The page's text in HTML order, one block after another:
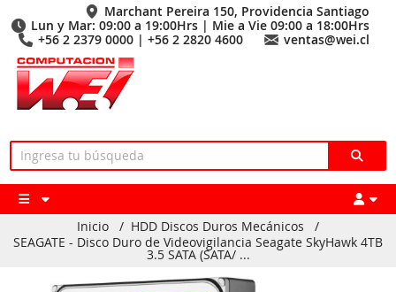
Marchant Pereira 150, Providencia Santiago
Lun y Mar: 09:00 a 19:00Hrs | Mie a Vie 09:00 a 18:00Hrs
+56 2 2379 0000 | +56 2 2820 4600
ventas@wei.cl
Inicio / HDD Discos Duros Mecánicos
/
SEAGATE - Disco Duro de Videovigilancia Seagate SkyHawk 4TB
3.5 SATA (SATA/ ...